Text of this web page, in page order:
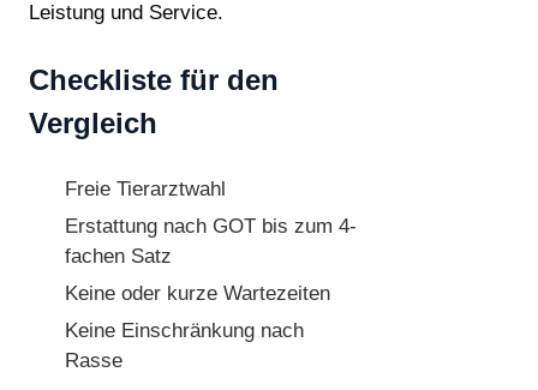
Leistung und Service.
Checkliste für den
Vergleich
Freie Tierarztwahl
Erstattung nach GOT bis zum 4-
fachen Satz
Keine oder kurze Wartezeiten
Keine Einschränkung nach
Rasse